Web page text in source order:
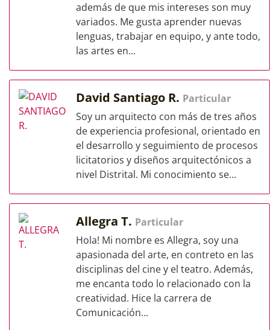
además de que mis intereses son muy
variados. Me gusta aprender nuevas
lenguas, trabajar en equipo, y ante todo,
las artes en...
David Santiago R. Particular
Soy un arquitecto con más de tres años
de experiencia profesional, orientado en
el desarrollo y seguimiento de procesos
licitatorios y diseños arquitectónicos a
nivel Distrital. Mi conocimiento se...
Allegra T. Particular
Hola! Mi nombre es Allegra, soy una
apasionada del arte, en contreto en las
disciplinas del cine y el teatro. Además,
me encanta todo lo relacionado con la
creatividad. Hice la carrera de
Comunicación...